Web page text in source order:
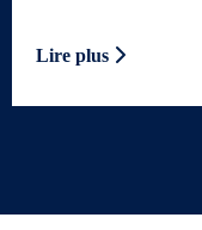
Lire plus